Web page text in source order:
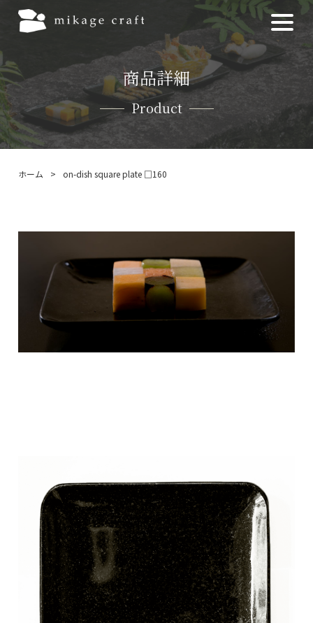
商品詳細
Product
ホーム > on-dish square plate □160